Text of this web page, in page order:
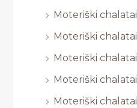
Moteriški chalatai
Moteriški chalatai
Moteriški chalatai
Moteriški chalatai
Moteriški chalatai